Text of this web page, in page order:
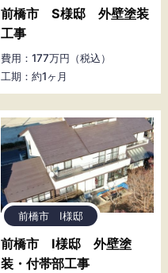
前橋市 S様邸 外壁塗装
工事
費用：177万円（税込）
工期：約1ヶ月
前橋市 I様邸
前橋市 I様邸 外壁塗
装・付帯部工事